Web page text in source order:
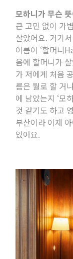
모하니가 무슨
큰 고민 없이 가
살았어요. 거기
이름이 ‘할머니
음에 할머니가
가 저에게 처음
름은 뭘로 할 거
에 남았는지 ‘모
것 같기도 하고
부산이라 이제
있어요.